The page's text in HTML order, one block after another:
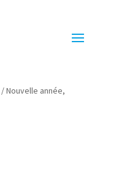
/Nouvelle année,